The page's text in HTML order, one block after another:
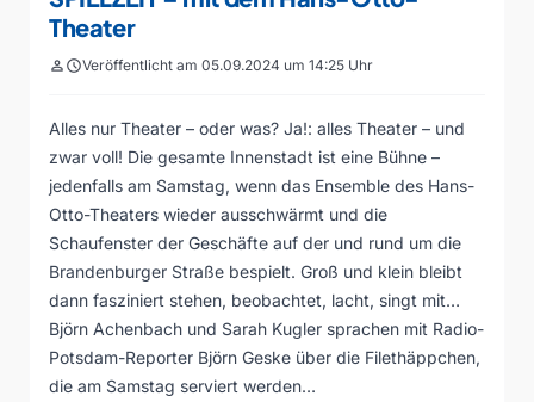
Theater
personscheduleVeröffentlicht am 05.09.2024 um 14:25 Uhr
Alles nur Theater – oder was? Ja!: alles Theater – und
zwar voll! Die gesamte Innenstadt ist eine Bühne –
jedenfalls am Samstag, wenn das Ensemble des Hans-
Otto-Theaters wieder ausschwärmt und die
Schaufenster der Geschäfte auf der und rund um die
Brandenburger Straße bespielt. Groß und klein bleibt
dann fasziniert stehen, beobachtet, lacht, singt mit…
Björn Achenbach und Sarah Kugler sprachen mit Radio-
Potsdam-Reporter Björn Geske über die Filethäppchen,
die am Samstag serviert werden…